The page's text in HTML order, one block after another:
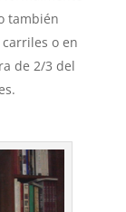
también
o en
de 2/3 del